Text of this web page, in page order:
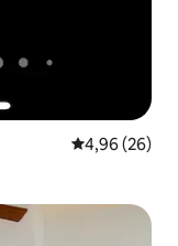
Gemiddelde
4,96 (26)